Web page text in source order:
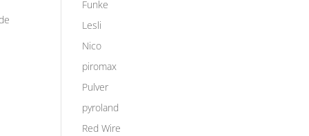
Funke
Lesli
Nico
piromax
Pulver
pyroland
Red Wire